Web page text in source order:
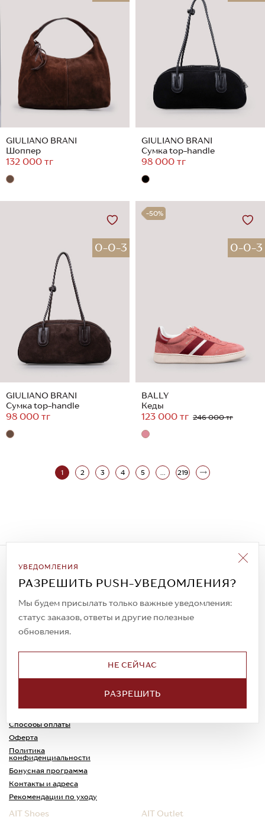
GIULIANO BRANI
Шоппер
132 000 тг
GIULIANO BRANI
Сумка top-handle
98 000 тг
0-0-3
GIULIANO BRANI
Сумка top-handle
98 000 тг
-50%
0-0-3
BALLY
Кеды
123 000 тг 246 000 тг
1 2 3 4 5 ... 219
УВЕДОМЛЕНИЯ
РАЗРЕШИТЬ PUSH-УВЕДОМЛЕНИЯ?
Мы будем присылать только важные уведомления:
статус заказов, ответы и другие полезные
обновления.
НЕ СЕЙЧАС
РАЗРЕШИТЬ
Подписаться на рассылку
Всегда будьте в курсе новых акций и
спецпредложений!
© 2023. AIT Shoes
Все права защищены
Доставка
Способы оплаты
Оферта
Политика
конфиденциальности
Обмен и возврат
Каспи-Ред
Бонусная программа
Контакты и адреса
Рекомендации по уходу
AIT Shoes AIT Outlet